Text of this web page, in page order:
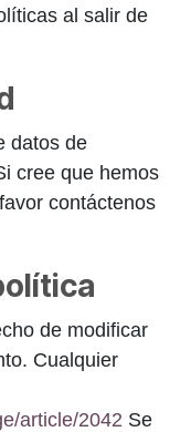
al salir de
datos de
cree que hemos
contáctenos
de modificar
Cualquier
article/2042 Se